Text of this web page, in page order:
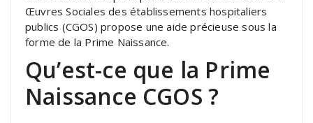
Œuvres Sociales des établissements hospitaliers
publics (CGOS) propose une aide précieuse sous la
forme de la Prime Naissance.
Qu’est-ce que la Prime
Naissance CGOS ?